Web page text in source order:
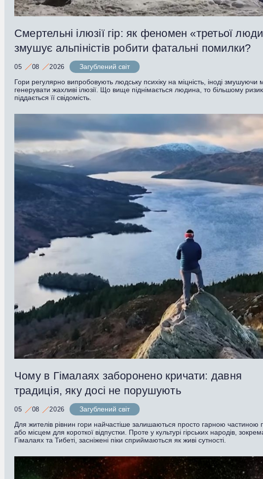
Смертельні ілюзії гір: як феномен «третьої
змушує альпіністів робити фатальні помилки?
05 08 2026
Загублений світ
Гори регулярно випробовують людську психіку на міцність, іноді змушуючи
генерувати жахливі ілюзії. Що вище піднімається людина, то більшому
піддається її свідомість.
Чому в Гімалаях заборонено кричати: давня
традиція, яку досі не порушують
05 08 2026
Загублений світ
Для жителів рівнин гори найчастіше залишаються просто гарною частиною
або місцем для короткої відпустки. Проте у культурі гірських народів,
Гімалаях та Тибеті, засніжені піки сприймаються як живі сутності.